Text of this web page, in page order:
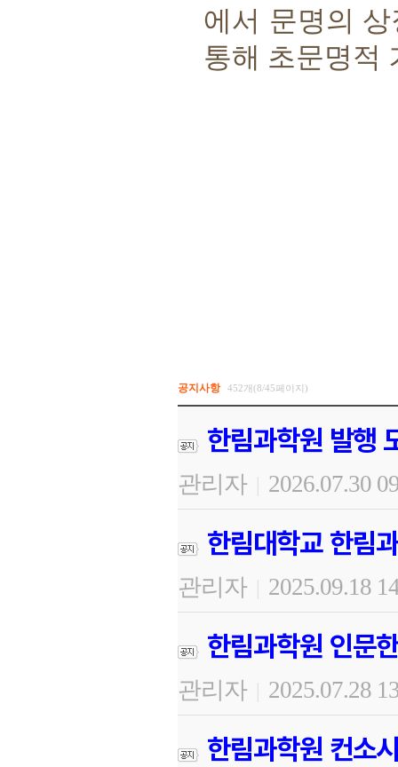
에서 문명의
통해 초문명적
공지사항 452개(8/45페이지)
한림과학원 발행
관리자 | 2026.07.30
한림대학교 한림
관리자 | 2025.09.18
한림과학원 인문
관리자 | 2025.07.28
한림과학원 컨소